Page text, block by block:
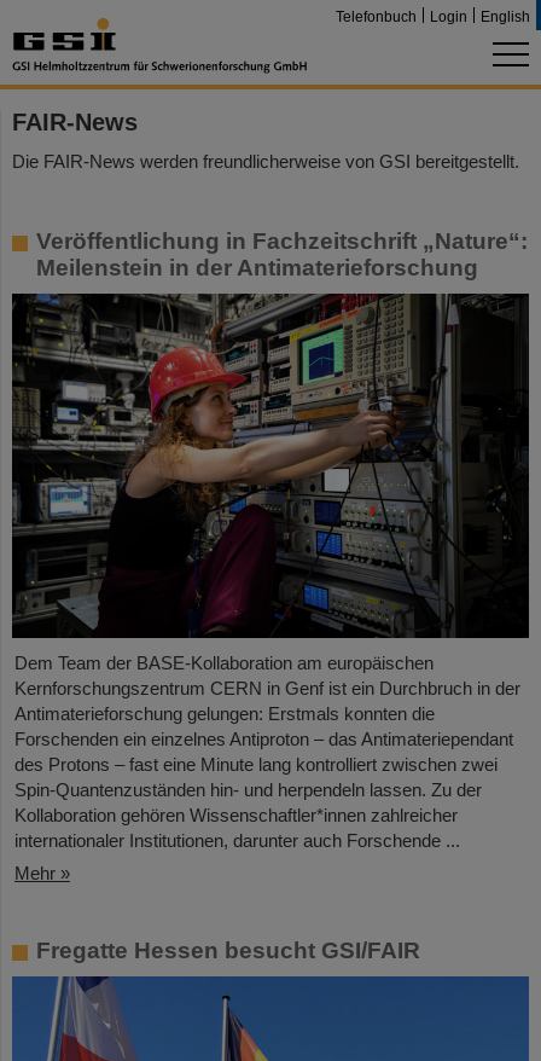
Telefonbuch Login English
FAIR-News
Die FAIR-News werden freundlicherweise von GSI bereitgestellt.
Veröffentlichung in Fachzeitschrift „Nature“:
Meilenstein in der Antimaterieforschung
Dem Team der BASE-Kollaboration am europäischen
Kernforschungszentrum CERN in Genf ist ein Durchbruch in der
Antimaterieforschung gelungen: Erstmals konnten die
Forschenden ein einzelnes Antiproton – das Antimateriependant
des Protons – fast eine Minute lang kontrolliert zwischen zwei
Spin-Quantenzuständen hin- und herpendeln lassen. Zu der
Kollaboration gehören Wissenschaftler*innen zahlreicher
internationaler Institutionen, darunter auch Forschende ...
Mehr »
Fregatte Hessen besucht GSI/FAIR